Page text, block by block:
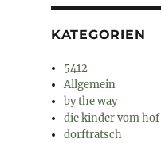
KATEGORIEN
5412
Allgemein
by the way
die kinder vom hof
dorftratsch